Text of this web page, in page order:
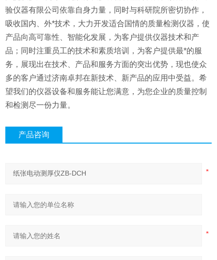
验仪器有限公司依靠自身力量，同时与科研院所密切协作，
吸收国内、外*技术，大力开发适合国情的质量检测仪器，使
产品向高可靠性、智能化发展，为客户提供仪器技术和产
品；同时注重员工的技术和素质培训，为客户提供最*的服
务，展现出在技术、产品和服务方面的突出优势，现也使众
多的客户通过济南卓邦在新技术、新产品的应用中受益。希
望我们的仪器设备和服务能让您满意，为您企业的质量控制
和检测尽一份力量。
产品咨询